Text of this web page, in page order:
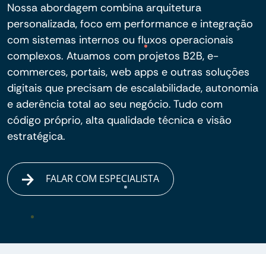
Nossa abordagem combina arquitetura
personalizada, foco em performance e integração
com sistemas internos ou fluxos operacionais
complexos. Atuamos com projetos B2B, e-
commerces, portais, web apps e outras soluções
digitais que precisam de escalabilidade, autonomia
e aderência total ao seu negócio. Tudo com
código próprio, alta qualidade técnica e visão
estratégica.
FALAR COM ESPECIALISTA